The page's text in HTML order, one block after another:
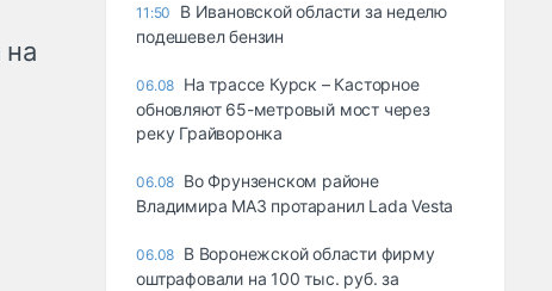
11:50
В Ивановской области за неделю
подешевел бензин
06.08 На трассе Курск – Касторное
обновляют 65-метровый мост через
реку Грайворонка
06.08 Во Фрунзенском районе
Владимира МАЗ протаранил Lada Vesta
06.08 В Воронежской области фирму
оштрафовали на 100 тыс. руб. за